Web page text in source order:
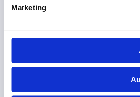
Marketing
eesel AI
✓ DSGVO-konform EU
Englisch